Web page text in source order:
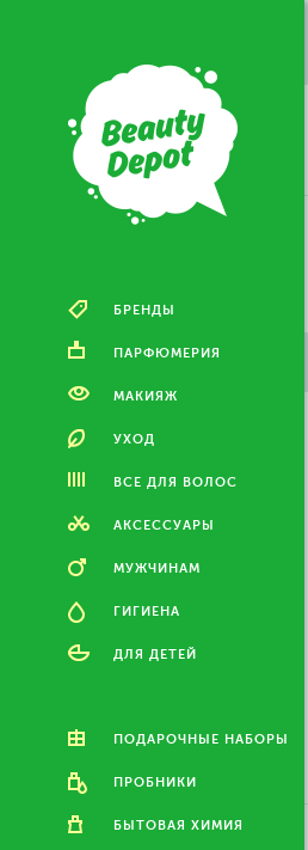
БРЕНДЫ
ПАРФЮМЕРИЯ
МАКИЯЖ
УХОД
ВСЕ ДЛЯ ВОЛОС
АКСЕССУАРЫ
МУЖЧИНАМ
ГИГИЕНА
ДЛЯ ДЕТЕЙ
ПОДАРОЧНЫЕ НАБОРЫ
ПРОБНИКИ
БЫТОВАЯ ХИМИЯ